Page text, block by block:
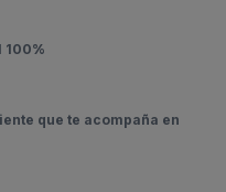
100%
que te acompaña en